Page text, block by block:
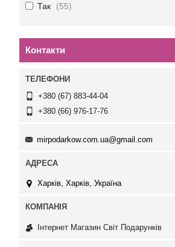
Так
55
Контакти
+380 (67) 883-44-04
+380 (66) 976-17-76
mirpodarkow.com.ua@gmail.com
Харків, Харків, Україна
Інтернет Магазин Світ Подарунків